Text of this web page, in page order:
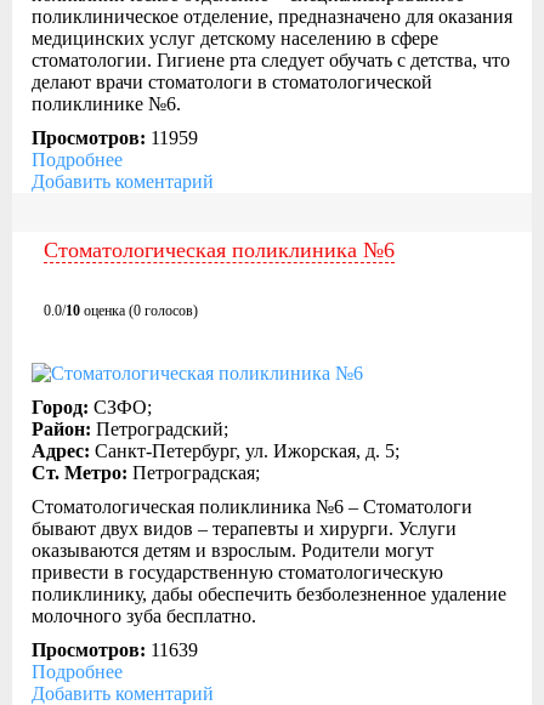
поликлиническое отделение, предназначено для оказания
медицинских услуг детскому населению в сфере
стоматологии. Гигиене рта следует обучать с детства, что
делают врачи стоматологи в стоматологической
поликлинике №6.
Просмотров: 11959
Подробнее
Добавить коментарий
Стоматологическая поликлиника №6
0.0/10 оценка (0 голосов)
Город: СЗФО;
Район: Петроградский;
Адрес: Санкт-Петербург, ул. Ижорская, д. 5;
Ст. Метро: Петроградская;
Стоматологическая поликлиника №6 – Стоматологи
бывают двух видов – терапевты и хирурги. Услуги
оказываются детям и взрослым. Родители могут
привести в государственную стоматологическую
поликлинику, дабы обеспечить безболезненное удаление
молочного зуба бесплатно.
Просмотров: 11639
Подробнее
Добавить коментарий